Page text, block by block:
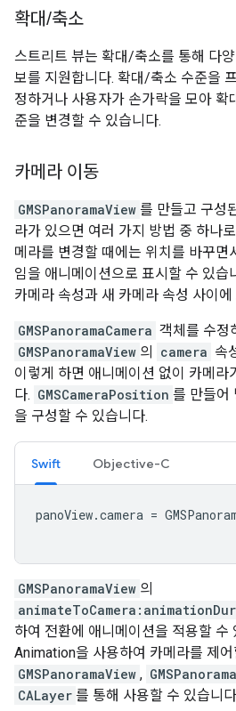
확대/축소
스트리트 뷰는 확대/축소를 통해 다
보를 지원합니다. 확대/축소 수준을
정하거나 사용자가 손가락을 모아
준을 변경할 수 있습니다.
카메라 이동
GMSPanoramaView 를 만들고 구성
라가 있으면 여러 가지 방법 중 하나
메라를 변경할 때에는 위치를 바꾸면
임을 애니메이션으로 표시할 수 있습
카메라 속성과 새 카메라 속성 사이에
GMSPanoramaCamera 객체를 수정
GMSPanoramaView 의 camera 속
이렇게 하면 애니메이션 없이 카메라
다. GMSCameraPosition 를 만들어
을 구성할 수 있습니다.
Swift Objective-C
panoView.camera =
GMSPanoramaView 의
하여 전환에 애니메이션을 적용할 수
Animation을 사용하여 카메라를 제
GMSPanoramaView ,
CALayer 를 통해 사용할 수 있습니